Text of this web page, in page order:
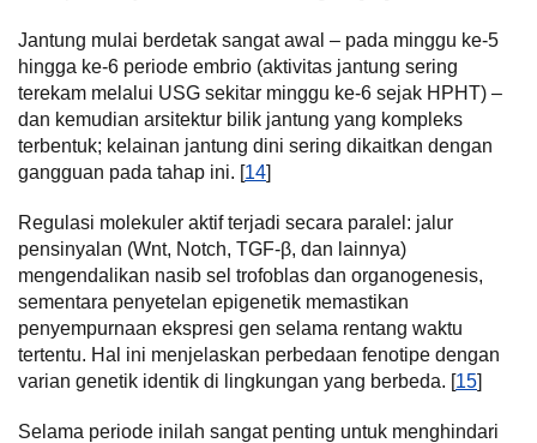
Jantung mulai berdetak sangat awal – pada minggu ke-5
hingga ke-6 periode embrio (aktivitas jantung sering
terekam melalui USG sekitar minggu ke-6 sejak HPHT) –
dan kemudian arsitektur bilik jantung yang kompleks
terbentuk; kelainan jantung dini sering dikaitkan dengan
gangguan pada tahap ini. [14]
Regulasi molekuler aktif terjadi secara paralel: jalur
pensinyalan (Wnt, Notch, TGF-β, dan lainnya)
mengendalikan nasib sel trofoblas dan organogenesis,
sementara penyetelan epigenetik memastikan
penyempurnaan ekspresi gen selama rentang waktu
tertentu. Hal ini menjelaskan perbedaan fenotipe dengan
varian genetik identik di lingkungan yang berbeda. [15]
Selama periode inilah sangat penting untuk menghindari